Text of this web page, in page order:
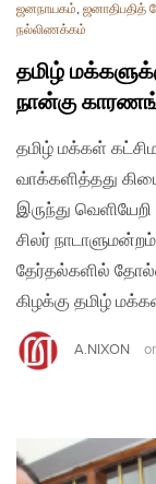
ஜனநாயகம், ஜனாதிபதித்
நல்லிணக்கம்
தமிழ்
நான்கு
தமிழ் மக்கள்
வாக்களித்தது
இருந்து
சிலர்
தேர்தல்களில்
கிழக்கு தமிழ்
A.NIXON